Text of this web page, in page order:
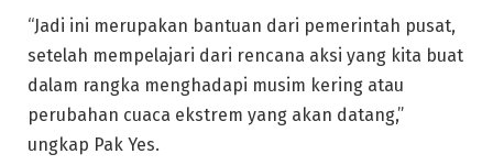
“Jadi ini merupakan bantuan dari pemerintah pusat,
setelah mempelajari dari rencana aksi yang kita buat
dalam rangka menghadapi musim kering atau
perubahan cuaca ekstrem yang akan datang,”
ungkap Pak Yes.